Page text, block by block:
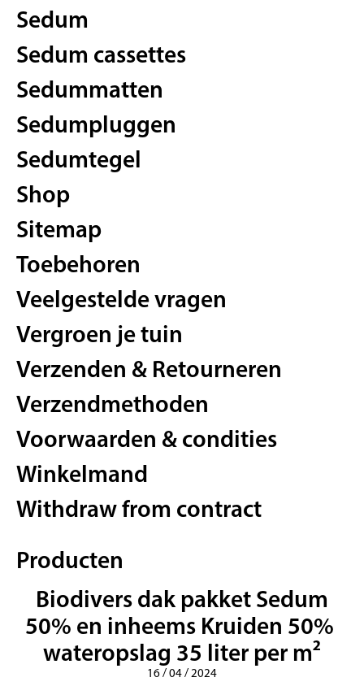
Sedum
Sedum cassettes
Sedummatten
Sedumpluggen
Sedumtegel
Shop
Sitemap
Toebehoren
Veelgestelde vragen
Vergroen je tuin
Verzenden & Retourneren
Verzendmethoden
Voorwaarden & condities
Winkelmand
Withdraw from contract
Producten
Biodivers dak pakket Sedum
50% en inheems Kruiden 50%
wateropslag 35 liter per m²
16 / 04 / 2024